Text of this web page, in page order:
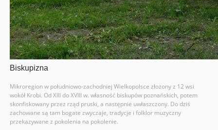
Biskupizna
Mikroregion w południowo-zachodniej Wielkopolsce złożony z 12 wsi
wokół Krobi. Od XIII do XVIII w. własność biskupów poznańskich, potem
skonfiskowany przez rząd pruski, a następnie uwłaszczony. Do dziś
zachowane są tam bogate zwyczaje, tradycje i folklor muzyczny
przekazywane z pokolenia na pokolenie.